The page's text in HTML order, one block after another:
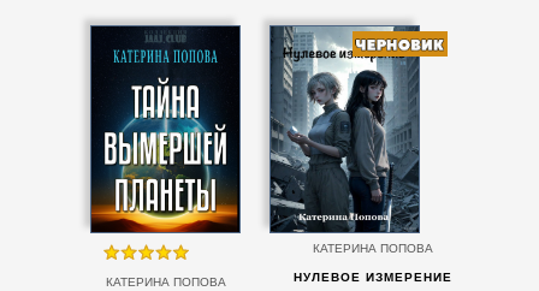
КАТЕРИНА ПОПОВА
КАТЕРИНА ПОПОВА
НУЛЕВОЕ ИЗМЕРЕНИЕ